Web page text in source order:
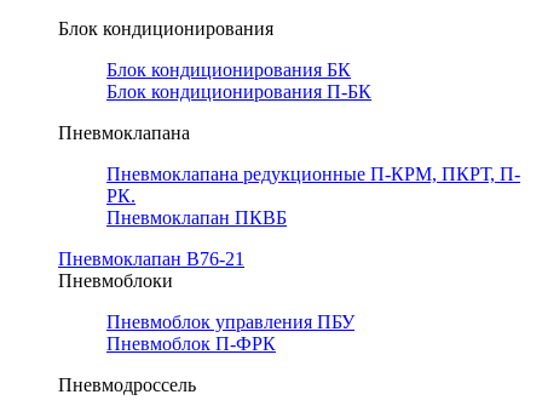
Блок кондиционирования
Блок кондиционирования БК
Блок кондиционирования П-БК
Пневмоклапана
Пневмоклапана редукционные П-КРМ, ПКРТ, П-
РК.
Пневмоклапан ПКВБ
Пневмоклапан В76-21
Пневмоблоки
Пневмоблок управления ПБУ
Пневмоблок П-ФРК
Пневмодроссель